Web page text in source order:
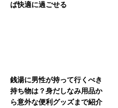
ば快適に過ごせる
銭湯に男性が持って行くべき
持ち物は？身だしなみ用品か
ら意外な便利グッズまで紹介